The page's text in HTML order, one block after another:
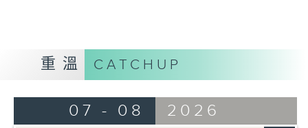
重溫 CATCHUP
07 - 08 2026